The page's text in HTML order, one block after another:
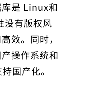
是 Linux和
没有版权风
效。同时，
操作系统和
国产化。